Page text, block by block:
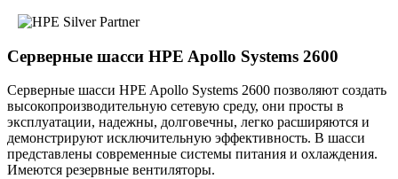
Серверные шасси HPE Apollo Systems 2600
Серверные шасси HPE Apollo Systems 2600 позволяют создать
высокопроизводительную сетевую среду, они просты в
эксплуатации, надежны, долговечны, легко расширяются и
демонстрируют исключительную эффективность. В шасси
представлены современные системы питания и охлаждения.
Имеются резервные вентиляторы.